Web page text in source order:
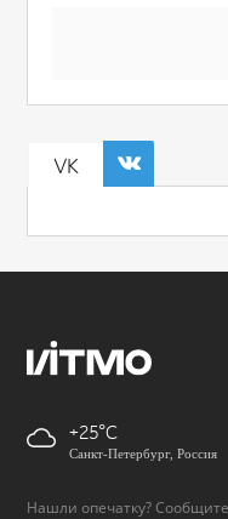
VK
+25
Санкт-Петербург, Россия
Нашли опечатку?